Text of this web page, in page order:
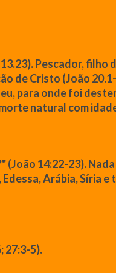
13.23). Pescador,filho
de Cristo (João
para onde foi
natural com
(João 14:22-23).
Arábia, Síria e
27:3-5).